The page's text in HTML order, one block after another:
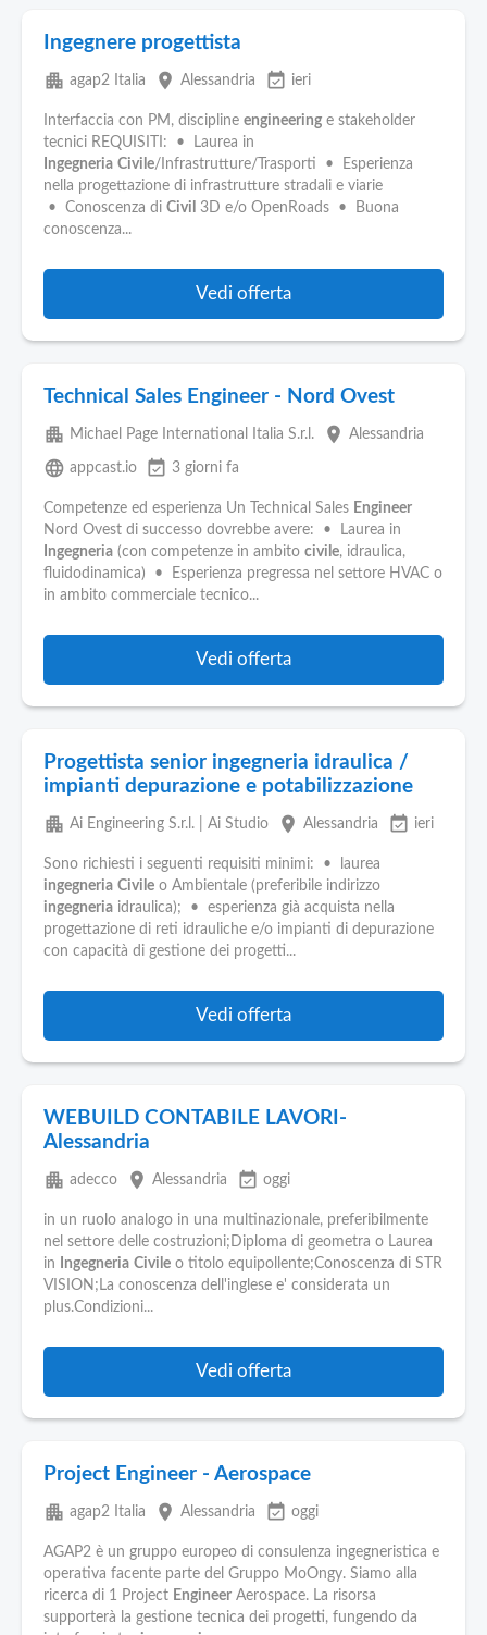
Ingegnere progettista
apartment agap2 Italia place Alessandria event_available ieri
Interfaccia con PM, discipline engineering e stakeholder
tecnici REQUISITI: • Laurea in
Ingegneria Civile/Infrastrutture/Trasporti • Esperienza
nella progettazione di infrastrutture stradali e viarie
• Conoscenza di Civil 3D e/o OpenRoads • Buona
conoscenza...
Vedi offerta
Technical Sales Engineer - Nord Ovest
apartment Michael Page International Italia S.r.l. place Alessandria
language appcast.io event_available 3 giorni fa
Competenze ed esperienza Un Technical Sales Engineer
Nord Ovest di successo dovrebbe avere: • Laurea in
Ingegneria (con competenze in ambito civile, idraulica,
fluidodinamica) • Esperienza pregressa nel settore HVAC o
in ambito commerciale tecnico...
Vedi offerta
Progettista senior ingegneria idraulica /
impianti depurazione e potabilizzazione
apartment Ai Engineering S.r.l. | Ai Studio place Alessandria event_available ieri
Sono richiesti i seguenti requisiti minimi: • laurea
ingegneria Civile o Ambientale (preferibile indirizzo
ingegneria idraulica); • esperienza già acquista nella
progettazione di reti idrauliche e/o impianti di depurazione
con capacità di gestione dei progetti...
Vedi offerta
WEBUILD CONTABILE LAVORI-
Alessandria
apartment adecco place Alessandria event_available oggi
in un ruolo analogo in una multinazionale, preferibilmente
nel settore delle costruzioni;Diploma di geometra o Laurea
in
Ingegneria Civile o titolo equipollente;Conoscenza di STR
VISION;La conoscenza dell'inglese e' considerata un
plus.Condizioni...
Vedi offerta
Project Engineer - Aerospace
apartment agap2 Italia place Alessandria event_available oggi
AGAP2 è un gruppo europeo di consulenza ingegneristica e
operativa facente parte del Gruppo MoOngy. Siamo alla
ricerca di 1 Project Engineer Aerospace. La risorsa
supporterà la gestione tecnica dei progetti, fungendo da